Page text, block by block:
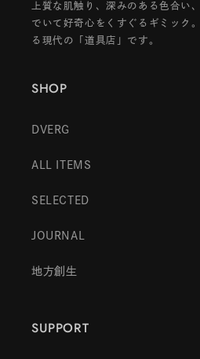
上質な肌触り、深みのある色合い
でいて好奇心をくすぐるギミック
る現代の「道具店」です。
SHOP
DVERG
ALL ITEMS
SELECTED
JOURNAL
地方創生
SUPPORT